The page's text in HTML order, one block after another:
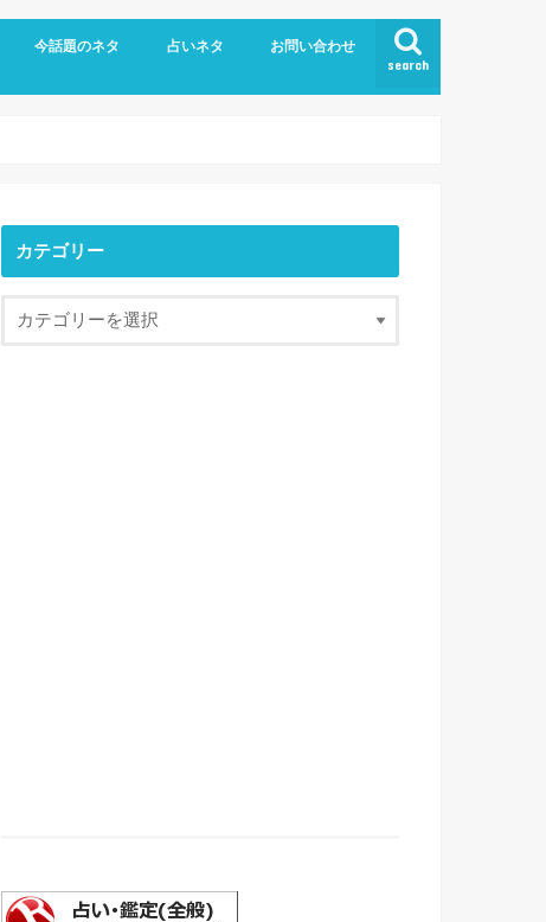
search
今話題のネタ 占いネタ お問い合わせ
カテゴリー